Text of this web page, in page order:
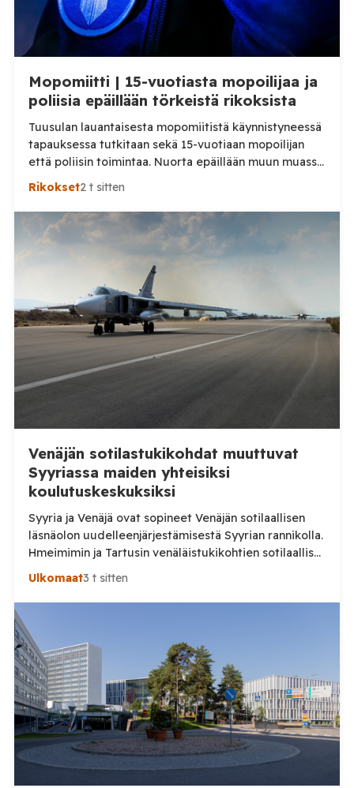
Mopomiitti | 15-vuotiasta mopoilijaa ja
poliisia epäillään törkeistä rikoksista
Tuusulan lauantaisesta mopomiitistä käynnistyneessä
tapauksessa tutkitaan sekä 15-vuotiaan mopoilijan
että poliisin toimintaa. Nuorta epäillään muun muassa
törkeästä liikenneturvallisuuden vaarantamisesta.
puolestaan epäillään virkavelvollisuuden
rikkomisesta, törkeästä liikenneturvallisuuden
vaarantamisesta ja vammantuottamuksesta.
Tuusulassa lauantaina 8. elokuuta tapahtuneesta
mopoilijan pysäytystilanteesta on aloitettu kaksi
erillistä esitutkintaa. Poliisin mukaan mopomiitissä oli
paikalla kymmeniä nuoria. Alueella liikennevalvontaa
tehnyt poliisipartio […]
Rikokset2 t sitten
Venäjän sotilastukikohdat muuttuvat
Syyriassa maiden yhteisiksi
koulutuskeskuksiksi
Syyria ja Venäjä ovat sopineet Venäjän sotilaallisen
läsnäolon uudelleenjärjestämisestä Syyrian rannikolla.
Hmeimimin ja Tartusin venäläistukikohtien sotilaalliset
osat on määrä muuttaa maiden yhteisiksi koulutus- ja
käytössä olleesta infrastruktuurista siirtyy Syyrian
ilmoitti sunnuntaina 9. elokuuta, että Damaskos ja
Moskova ovat päässeet yhteisymmärrykseen Venäjän
Syyriassa sijaitsevien tukikohtien tulevaisuudesta.
Syyrian […]
Ulkomaat3 t sitten